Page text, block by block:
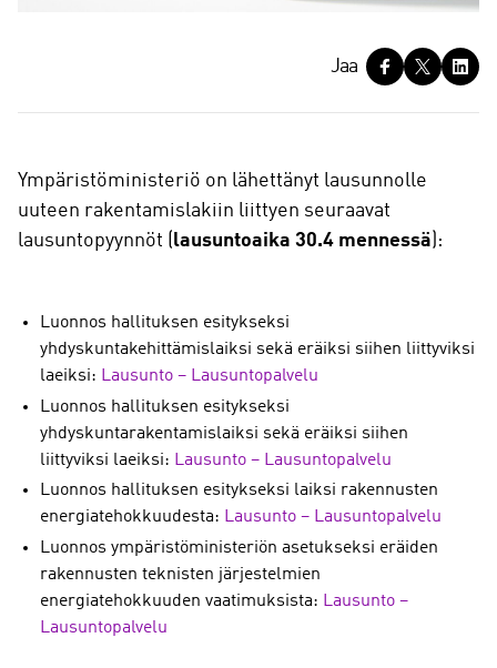
a
Jaa
Ympäristöministeriö on lähettänyt lausunnolle
uuteen rakentamislakiin liittyen seuraavat
lausuntopyynnöt (lausuntoaika 30.4 mennessä):
Luonnos hallituksen esitykseksi
yhdyskuntakehittämislaiksi sekä eräiksi siihen liittyviksi
laeiksi: Lausunto – Lausuntopalvelu
Luonnos hallituksen esitykseksi
yhdyskuntarakentamislaiksi sekä eräiksi siihen
liittyviksi laeiksi: Lausunto – Lausuntopalvelu
Luonnos hallituksen esitykseksi laiksi rakennusten
energiatehokkuudesta: Lausunto – Lausuntopalvelu
Luonnos ympäristöministeriön asetukseksi eräiden
rakennusten teknisten järjestelmien
energiatehokkuuden vaatimuksista: Lausunto –
Lausuntopalvelu